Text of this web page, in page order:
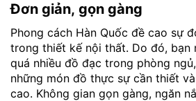
Đơn giản, gọn gàng
Phong cách Hàn Quốc đề cao sự
trong thiết kế nội thất. Do đó, bạn
quá nhiều đồ đạc trong phòng
những món đồ thực sự cần thiết
cao. Không gian gọn gàng, ngăn